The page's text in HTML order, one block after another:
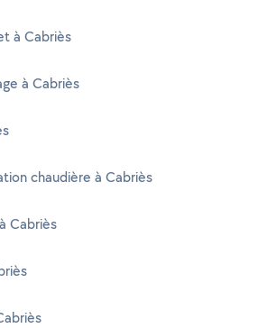
à Cabriès
à Cabriès
chaudière à Cabriès
Cabriès